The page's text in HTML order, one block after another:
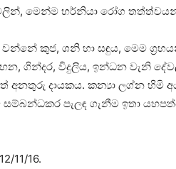
මෙන්ම හර්නියා රෝග
කුජ, ශනි හා සඳුය, මෙම
ගින්දර, විදුලිය, ඉන්ධන වැනි
දායකය. කන්‍යා ලග්න හිමි
පැලඳ ගැනීම ඉතා
11/16.